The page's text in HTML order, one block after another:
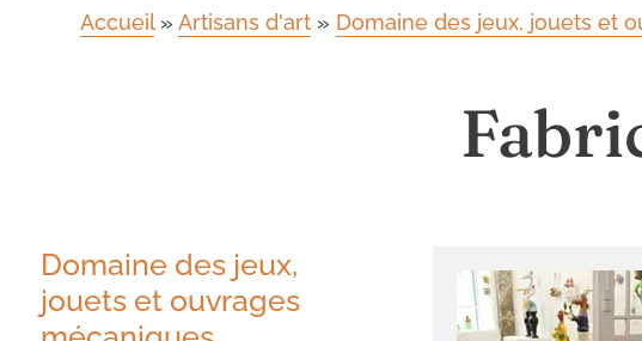
Accueil»Artisans d'art » Domaine des jeux, jouets et
Domaine des jeux,
jouets et ouvrages